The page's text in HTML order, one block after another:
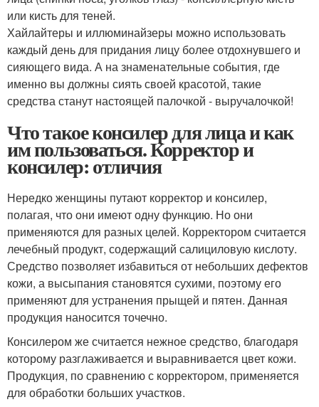
или кисть для теней.
Хайлайтеры и иллюминайзеры можно использовать
каждый день для придания лицу более отдохнувшего и
сияющего вида. А на знаменательные события, где
именно вы должны сиять своей красотой, такие
средства станут настоящей палочкой - выручалочкой!
Что такое консилер для лица и как
им пользоваться. Корректор и
консилер: отличия
Нередко женщины путают корректор и консилер,
полагая, что они имеют одну функцию. Но они
применяются для разных целей. Корректором считается
лечебный продукт, содержащий салициловую кислоту.
Средство позволяет избавиться от небольших дефектов
кожи, а высыпания становятся сухими, поэтому его
применяют для устранения прыщей и пятен. Данная
продукция наносится точечно.
Консилером же считается нежное средство, благодаря
которому разглаживается и выравнивается цвет кожи.
Продукция, по сравнению с корректором, применяется
для обработки больших участков.